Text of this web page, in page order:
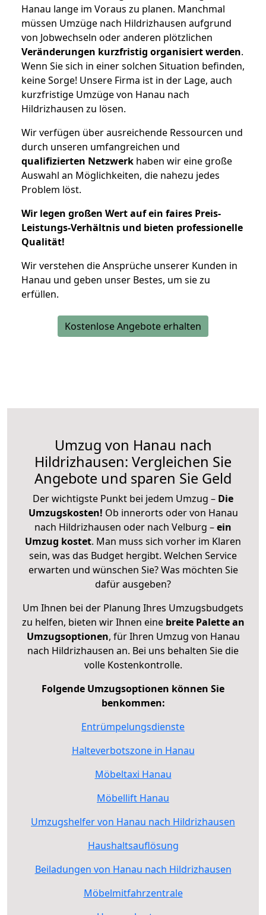
Hanau lange im Voraus zu planen. Manchmal
müssen Umzüge nach Hildrizhausen aufgrund
von Jobwechseln oder anderen plötzlichen
Veränderungen kurzfristig organisiert werden.
Wenn Sie sich in einer solchen Situation befinden,
keine Sorge! Unsere Firma ist in der Lage, auch
kurzfristige Umzüge von Hanau nach
Hildrizhausen zu lösen.
Wir verfügen über ausreichende Ressourcen und
durch unseren umfangreichen und
qualifizierten Netzwerk haben wir eine große
Auswahl an Möglichkeiten, die nahezu jedes
Problem löst.
Wir legen großen Wert auf ein faires Preis-
Leistungs-Verhältnis und bieten professionelle
Qualität!
Wir verstehen die Ansprüche unserer Kunden in
Hanau und geben unser Bestes, um sie zu
erfüllen.
Kostenlose Angebote erhalten
Umzug von Hanau nach
Hildrizhausen: Vergleichen Sie
Angebote und sparen Sie Geld
Der wichtigste Punkt bei jedem Umzug – Die
Umzugskosten! Ob innerorts oder von Hanau
nach Hildrizhausen oder nach Velburg –ein
Umzug kostet. Man muss sich vorher im Klaren
sein, was das Budget hergibt. Welchen Service
erwarten und wünschen Sie? Was möchten Sie
dafür ausgeben?
Um Ihnen bei der Planung Ihres Umzugsbudgets
zu helfen, bieten wir Ihnen eine breite Palette an
Umzugsoptionen, für Ihren Umzug von Hanau
nach Hildrizhausen an. Bei uns behalten Sie die
volle Kostenkontrolle.
Folgende Umzugsoptionen können Sie
benkommen:
Entrümpelungsdienste
Halteverbotszone in Hanau
Möbeltaxi Hanau
Möbellift Hanau
Umzugshelfer von Hanau nach Hildrizhausen
Haushaltsauflösung
Beiladungen von Hanau nach Hildrizhausen
Möbelmitfahrzentrale